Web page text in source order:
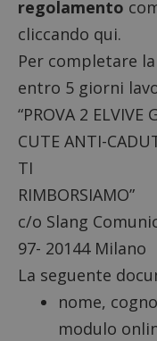
regolamento
cliccando qui.
Per completare
entro 5 giorni
“PROVA 2 ELVIVE
CUTE ANTI-
TI
RIMBORSIAMO”
c/o Slang
97- 20144 Milano
La seguente
nome,
modulo